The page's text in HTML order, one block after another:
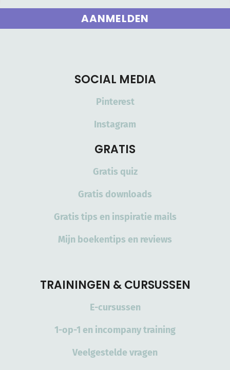
AANMELDEN
SOCIAL MEDIA
Pinterest
Instagram
GRATIS
Gratis quiz
Gratis downloads
Gratis tips en inspiratie mails
Mijn boekentips en reviews
TRAININGEN & CURSUSSEN
E-cursussen
1-op-1 en incompany training
Veelgestelde vragen